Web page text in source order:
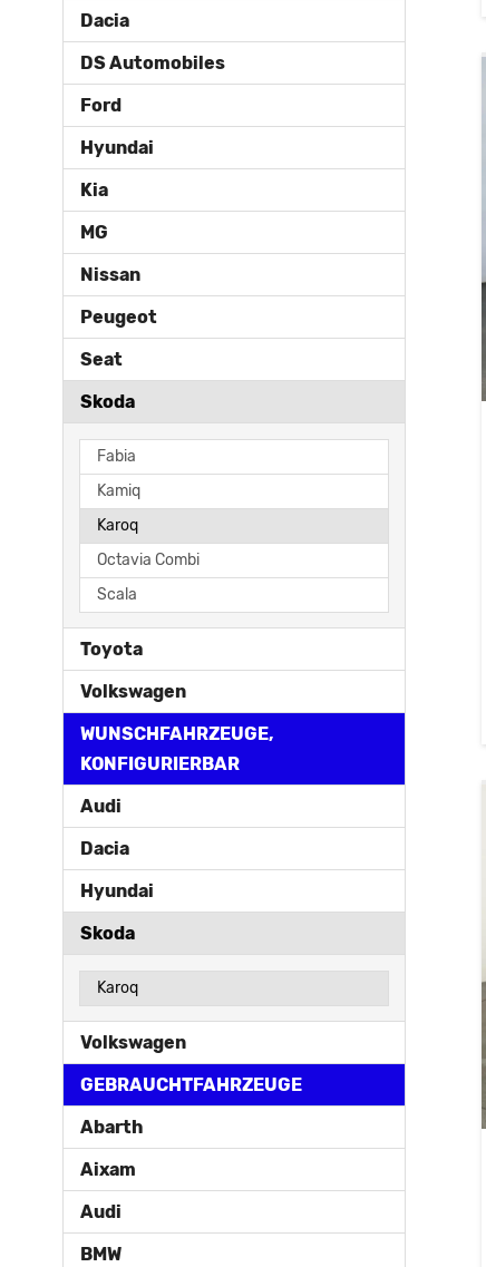
Dacia
DS Automobiles
Ford
Hyundai
Kia
MG
Nissan
Peugeot
Seat
Skoda
Fabia
Kamiq
Karoq
Octavia Combi
Scala
Toyota
Volkswagen
WUNSCHFAHRZEUGE,
KONFIGURIERBAR
Audi
Dacia
Hyundai
Skoda
Karoq
Volkswagen
GEBRAUCHTFAHRZEUGE
Abarth
Aixam
Audi
BMW